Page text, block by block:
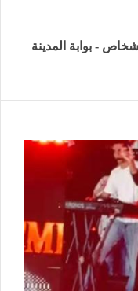
قرار بفقدان الجنسية الكويتية من 9 أشخاص - بوابة المدينة